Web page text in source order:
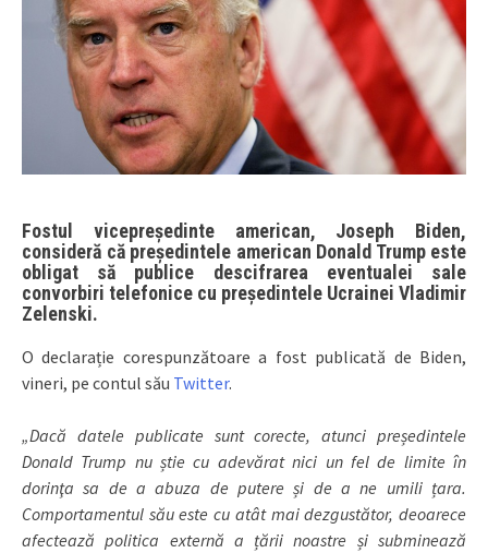
Fostul vicepreședinte american, Joseph Biden,
consideră că președintele american Donald Trump este
obligat să publice descifrarea eventualei sale
convorbiri telefonice cu președintele Ucrainei Vladimir
Zelenski.
O declarație corespunzătoare a fost publicată de Biden,
vineri, pe contul său Twitter.
„Dacă datele publicate sunt corecte, atunci președintele
Donald Trump nu știe cu adevărat nici un fel de limite în
dorinţa sa de a abuza de putere și de a ne umili țara.
Comportamentul său este cu atât mai dezgustător, deoarece
afectează politica externă a țării noastre și subminează